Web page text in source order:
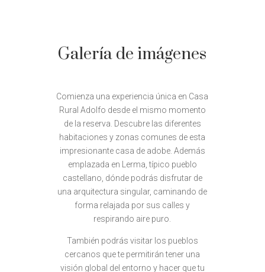
Galería de imágenes
Comienza una experiencia única en Casa
Rural Adolfo desde el mismo momento
de la reserva. Descubre las diferentes
habitaciones y zonas comunes de esta
impresionante casa de adobe. Además
emplazada en Lerma, típico pueblo
castellano, dónde podrás disfrutar de
una arquitectura singular, caminando de
forma relajada por sus calles y
respirando aire puro.
También podrás visitar los pueblos
cercanos que te permitirán tener una
visión global del entorno y hacer que tu